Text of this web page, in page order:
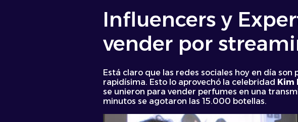
Influencers y
vender por
Está claro que las redes sociales hoy en día
rapidísima. Esto lo aprovechó la celebridad Kim
se unieron para vender perfumes en una
minutos se agotaron las 15.000 botellas.